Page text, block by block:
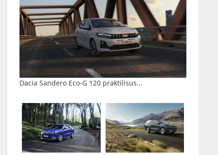
Dacia Sandero Eco-G 120 praktilisus...